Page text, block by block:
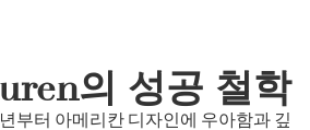
의 성공 철학
부터 아메리칸 디자인에 우아함과 깊